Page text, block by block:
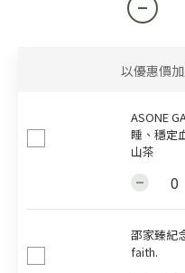
以優惠價
ASONE
睡、穩定
山茶
邵家臻紀
faith.